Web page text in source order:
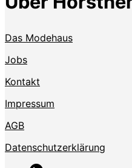
Das Modehaus
Jobs
Kontakt
Impressum
AGB
Datenschutzerklärung